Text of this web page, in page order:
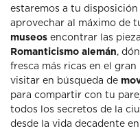
estaremos a tu
aprovechar al máximo de
museos encontrar las
Romanticismo alemán,
fresca más ricas en el
visitar en búsqueda de
para compartir con tu
todos los secretos de la
desde la vida decadente